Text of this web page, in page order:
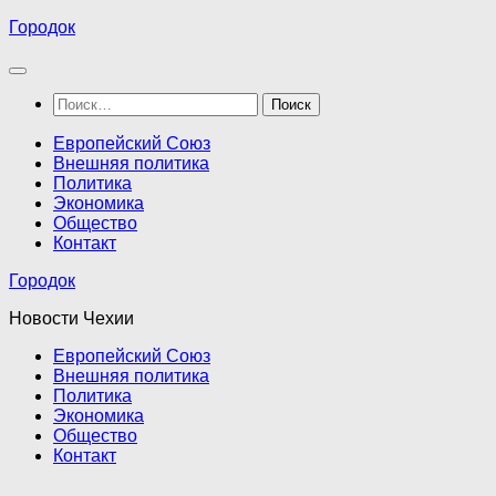
Перейти
содержимому
Городок
Найти:
Европейский Союз
Внешняя политика
Политика
Экономика
Общество
Контакт
Городок
Новости Чехии
Европейский Союз
Внешняя политика
Политика
Экономика
Общество
Контакт